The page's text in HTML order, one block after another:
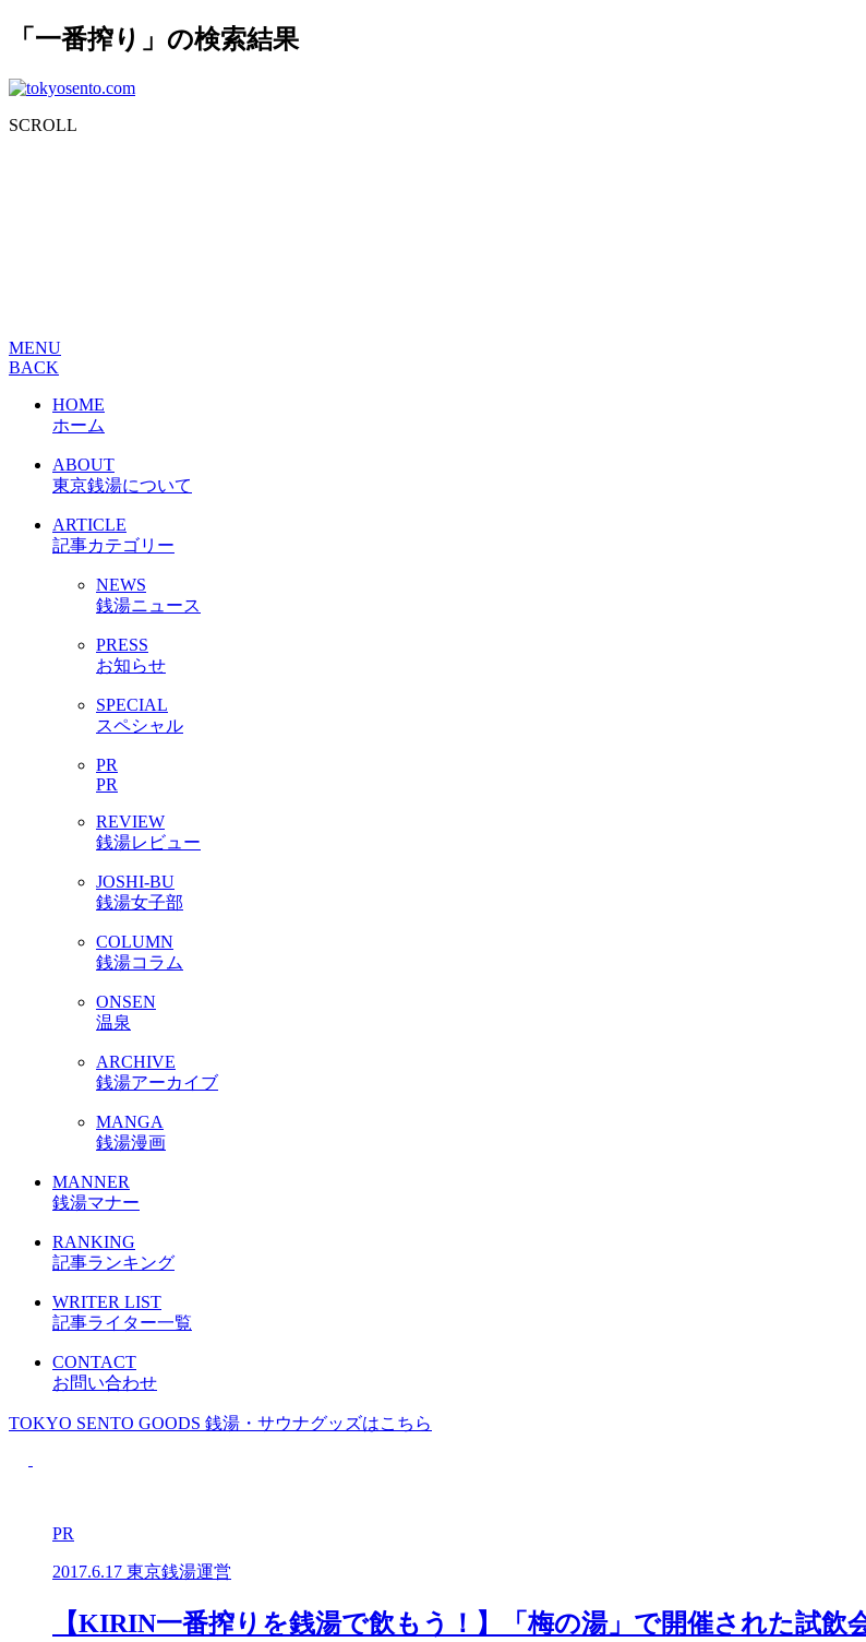
「一番搾り」の検索結果
SCROLL
MENU
BACK
HOME
ホーム
ABOUT
東京銭湯について
ARTICLE
記事カテゴリー
NEWS
銭湯ニュース
PRESS
お知らせ
SPECIAL
スペシャル
PR
PR
REVIEW
銭湯レビュー
JOSHI-BU
銭湯女子部
COLUMN
銭湯コラム
ONSEN
温泉
ARCHIVE
銭湯アーカイブ
MANGA
銭湯漫画
MANNER
銭湯マナー
RANKING
記事ランキング
WRITER LIST
記事ライター一覧
CONTACT
お問い合わせ
TOKYO SENTO GOODS 銭湯・サウナグッズはこちら
PR
2017.6.17 東京銭湯運営
【KIRIN一番搾りを銭湯で飲もう！】「梅の湯」で開催された試